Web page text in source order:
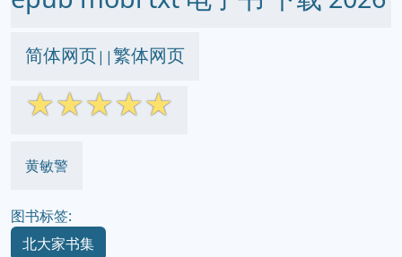
简体网页||繁体网页
☆☆☆☆☆
黄敏警
图书标签:
北大家书集